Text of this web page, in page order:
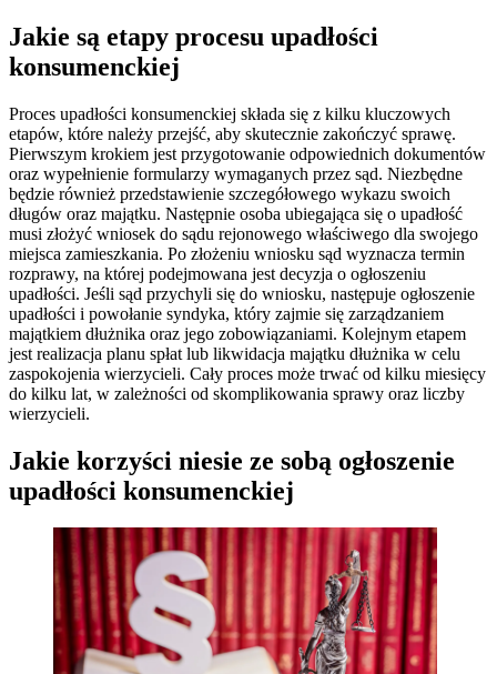
Jakie są etapy procesu upadłości
konsumenckiej
Proces upadłości konsumenckiej składa się z kilku kluczowych
etapów, które należy przejść, aby skutecznie zakończyć sprawę.
Pierwszym krokiem jest przygotowanie odpowiednich dokumentów
oraz wypełnienie formularzy wymaganych przez sąd. Niezbędne
będzie również przedstawienie szczegółowego wykazu swoich
długów oraz majątku. Następnie osoba ubiegająca się o upadłość
musi złożyć wniosek do sądu rejonowego właściwego dla swojego
miejsca zamieszkania. Po złożeniu wniosku sąd wyznacza termin
rozprawy, na której podejmowana jest decyzja o ogłoszeniu
upadłości. Jeśli sąd przychyli się do wniosku, następuje ogłoszenie
upadłości i powołanie syndyka, który zajmie się zarządzaniem
majątkiem dłużnika oraz jego zobowiązaniami. Kolejnym etapem
jest realizacja planu spłat lub likwidacja majątku dłużnika w celu
zaspokojenia wierzycieli. Cały proces może trwać od kilku miesięcy
do kilku lat, w zależności od skomplikowania sprawy oraz liczby
wierzycieli.
Jakie korzyści niesie ze sobą ogłoszenie
upadłości konsumenckiej